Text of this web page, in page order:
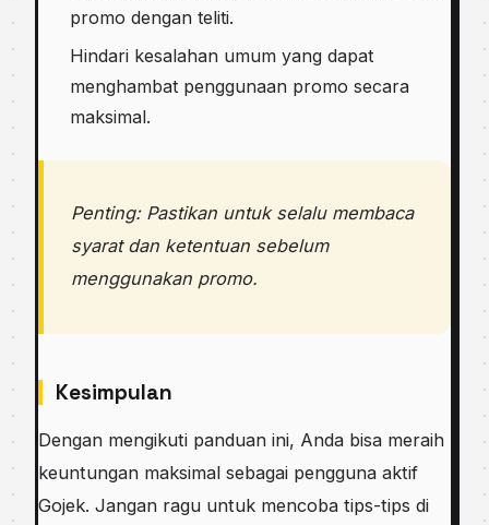
promo dengan teliti.
Hindari kesalahan umum yang dapat
menghambat penggunaan promo secara
maksimal.
Penting: Pastikan untuk selalu membaca
syarat dan ketentuan sebelum
menggunakan promo.
Kesimpulan
Dengan mengikuti panduan ini, Anda bisa meraih
keuntungan maksimal sebagai pengguna aktif
Gojek. Jangan ragu untuk mencoba tips-tips di